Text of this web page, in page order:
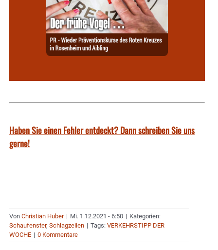
Haben Sie einen Fehler entdeckt? Dann schreiben Sie uns
gerne!
Von Christian Huber | Mi. 1.12.2021 - 6:50 | Kategorien:
Schaufenster, Schlagzeilen | Tags: VERKEHRSTIPP DER
WOCHE | 0 Kommentare